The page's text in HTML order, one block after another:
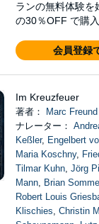
ランの無料体験を
の30％OFF で購入
会員登録
Im Kreuzfeuer
著者：
Marc Freund
ナレーター：
Keßler, Engelbert
Maria Koschny,
Tilmar Kuhn, Jörg
Mann, Brian
Robert Louis
Klischies, Christin